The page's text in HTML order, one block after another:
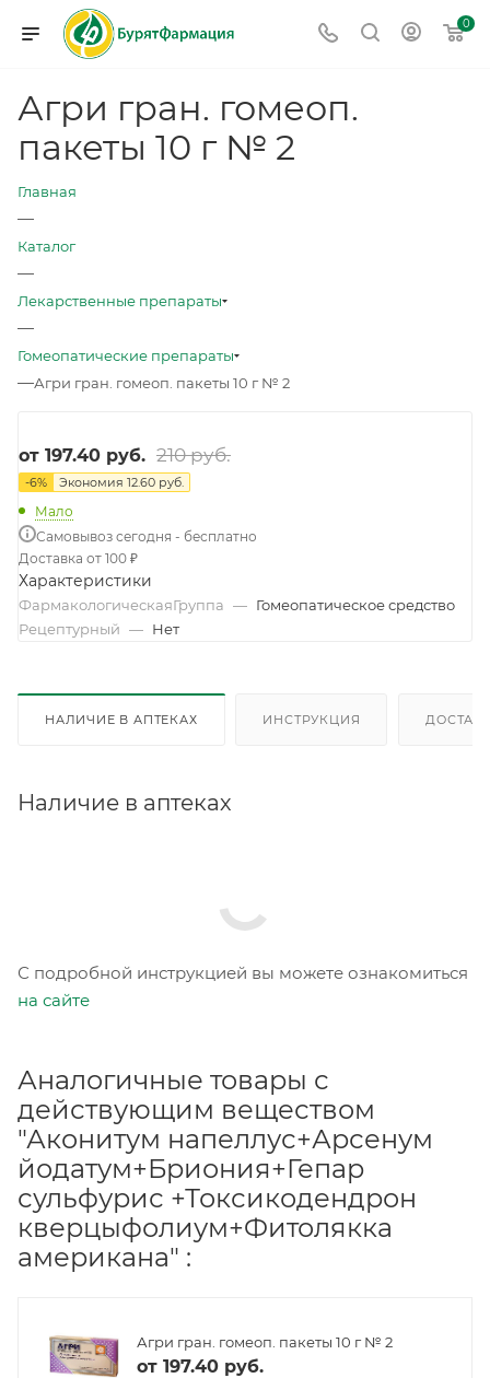
0
Агри гран. гомеоп.
пакеты 10 г № 2
Главная
—
Каталог
—
Лекарственные препараты
—
Гомеопатические препараты
—Агри гран. гомеоп. пакеты 10 г № 2
от 197.40 руб. 210 руб.
-6% Экономия 12.60 руб.
Мало
Самовывоз сегодня - бесплатно
Доставка от 100 ₽
Характеристики
ФармакологическаяГруппа — Гомеопатическое средство
Рецептурный — Нет
НАЛИЧИЕ В АПТЕКАХ ИНСТРУКЦИЯ
Наличие в аптеках
С подробной инструкцией вы можете ознакомиться
на сайте
Аналогичные товары с
действующим веществом
"Аконитум напеллус+Арсенум
йодатум+Бриония+Гепар
сульфурис +Токсикодендрон
кверцыфолиум+Фитолякка
американа" :
Агри гран. гомеоп. пакеты 10 г № 2
от 197.40 руб.